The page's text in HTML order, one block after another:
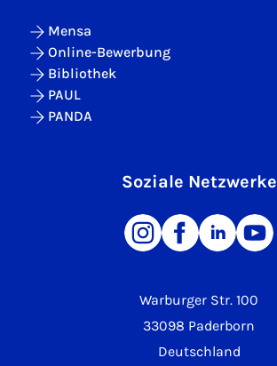
Warburger Str. 100
33098 Paderborn
Deutschland
Mensa
Online-Bewerbung
Bibliothek
PAUL
PANDA
Soziale Netzwerke